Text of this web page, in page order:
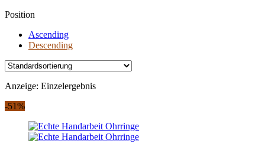
Position
Ascending
Descending
Anzeige: Einzelergebnis
-51%